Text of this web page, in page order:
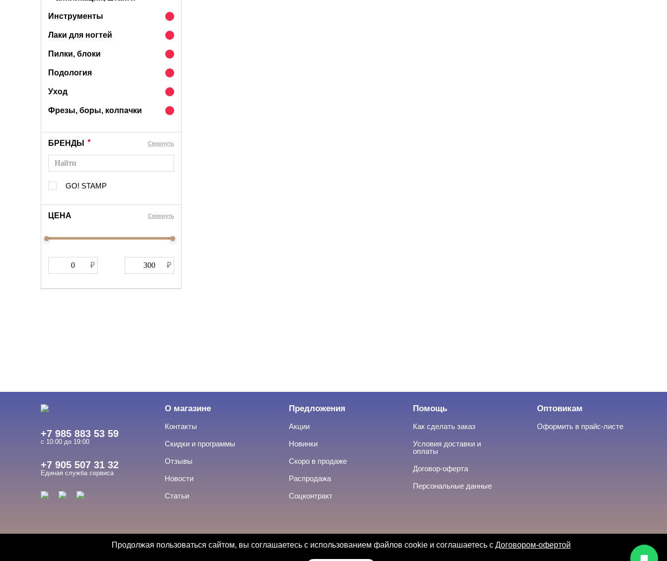
Инструменты
Лаки для ногтей
Пилки, блоки
Подология
Уход
Фрезы, боры, колпачки
БРЕНДЫ Cвернуть
GO! STAMP
ЦЕНА Cвернуть
+7 985 883 53 59
с 10:00 до 19:00
+7 905 507 31 32
Единая служба сервиса
О магазине
Контакты
Скидки и программы
Отзывы
Новости
Статьи
Предложения
Акции
Новинки
Скоро в продаже
Распродажа
Соцконтракт
Помощь
Как сделать заказ
Условия доставки и
оплаты
Договор-оферта
Персональные данные
Оптовикам
Оформить в прайс-листе
Продолжая пользоваться сайтом, вы соглашаетесь с использованием файлов cookie и соглашаетесь с Договором-офертой